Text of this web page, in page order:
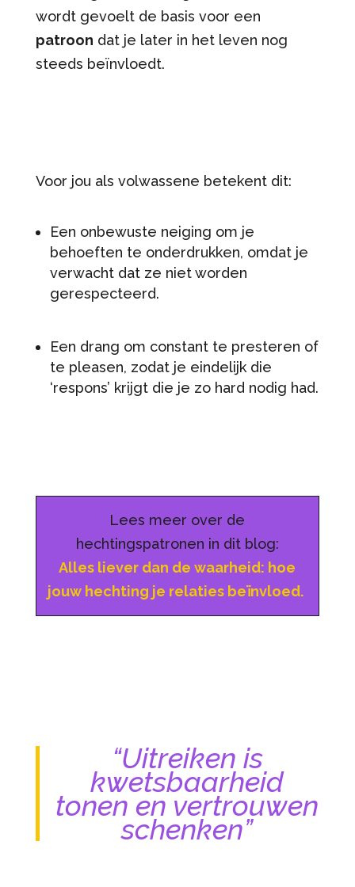
wordt gevoelt de basis voor een
patroon dat je later in het leven nog
steeds beïnvloedt.
Voor jou als volwassene betekent dit:
Een onbewuste neiging om je
behoeften te onderdrukken, omdat je
verwacht dat ze niet worden
gerespecteerd.
Een drang om constant te presteren of
te pleasen, zodat je eindelijk die
‘respons’ krijgt die je zo hard nodig had.
Lees meer over de
hechtingspatronen in dit blog:
Alles liever dan de waarheid: hoe
jouw hechting je relaties beïnvloed.
“Uitreiken is
kwetsbaarheid
tonen en vertrouwen
schenken”